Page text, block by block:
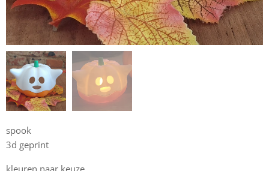
spook
3d geprint
kleuren naar keuze